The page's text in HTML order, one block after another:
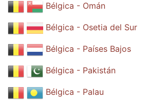
Bélgica - Omán
Bélgica - Osetia del Sur
Bélgica - Países Bajos
Bélgica - Pakistán
Bélgica - Palau